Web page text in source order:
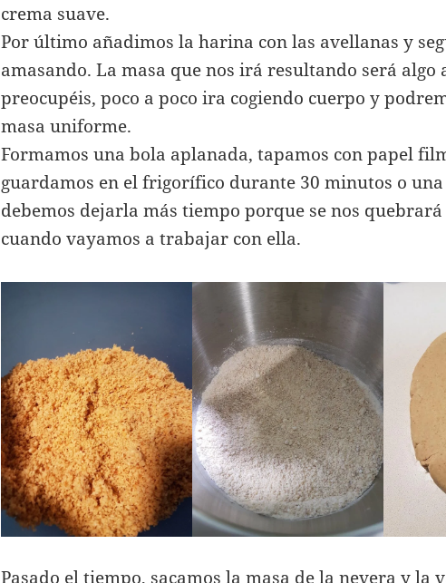
crema suave.
Por último añadimos la harina con las avellanas y
amasando. La masa que nos irá resultando será algo
preocupéis, poco a poco ira cogiendo cuerpo y
masa uniforme.
Formamos una bola aplanada, tapamos con papel
guardamos en el frigorífico durante 30 minutos o
debemos dejarla más tiempo porque se nos
cuando vayamos a trabajar con ella.
Pasado el tiempo, sacamos la masa de la nevera y la